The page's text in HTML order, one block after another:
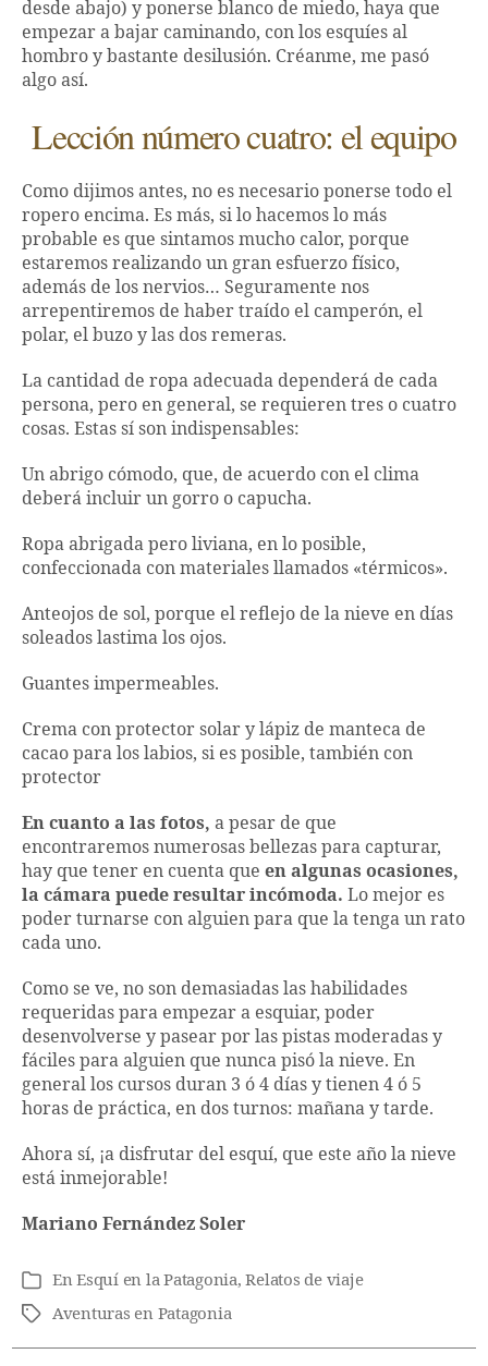
desde abajo) y ponerse blanco de miedo, haya que
empezar a bajar caminando, con los esquíes al
hombro y bastante desilusión. Créanme, me pasó
algo así.
Lección número cuatro: el equipo
Como dijimos antes, no es necesario ponerse todo el
ropero encima. Es más, si lo hacemos lo más
probable es que sintamos mucho calor, porque
estaremos realizando un gran esfuerzo físico,
además de los nervios… Seguramente nos
arrepentiremos de haber traído el camperón, el
polar, el buzo y las dos remeras.
La cantidad de ropa adecuada dependerá de cada
persona, pero en general, se requieren tres o cuatro
cosas. Estas sí son indispensables:
Un abrigo cómodo, que, de acuerdo con el clima
deberá incluir un gorro o capucha.
Ropa abrigada pero liviana, en lo posible,
confeccionada con materiales llamados «térmicos».
Anteojos de sol, porque el reflejo de la nieve en días
soleados lastima los ojos.
Guantes impermeables.
Crema con protector solar y lápiz de manteca de
cacao para los labios, si es posible, también con
protector
En cuanto a las fotos, a pesar de que
encontraremos numerosas bellezas para capturar,
hay que tener en cuenta que en algunas ocasiones,
la cámara puede resultar incómoda. Lo mejor es
poder turnarse con alguien para que la tenga un rato
cada uno.
Como se ve, no son demasiadas las habilidades
requeridas para empezar a esquiar, poder
desenvolverse y pasear por las pistas moderadas y
fáciles para alguien que nunca pisó la nieve. En
general los cursos duran 3 ó 4 días y tienen 4 ó 5
horas de práctica, en dos turnos: mañana y tarde.
Ahora sí, ¡a disfrutar del esquí, que este año la nieve
está inmejorable!
Mariano Fernández Soler
Categorías
EnEsquí en la Patagonia,Relatos de viaje
Etiquetas
Aventuras en Patagonia